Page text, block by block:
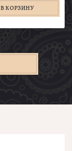
В КОРЗИНУ